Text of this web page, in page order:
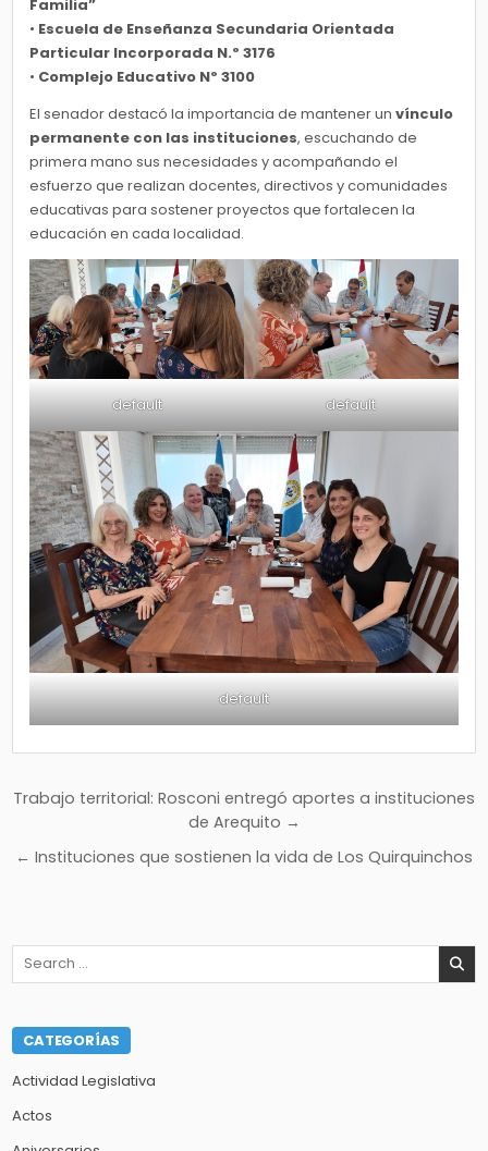
Familia”
• Escuela de Enseñanza Secundaria Orientada
Particular Incorporada N.º 3176
• Complejo Educativo Nº 3100
El senador destacó la importancia de mantener unvínculo
permanente con las instituciones, escuchando de
primera mano sus necesidades y acompañando el
esfuerzo que realizan docentes, directivos y comunidades
educativas para sostener proyectos que fortalecen la
educación en cada localidad.
default default
default
Navegación
entradas
Trabajo territorial: Rosconi entregó aportes a instituciones
de Arequito →
← Instituciones que sostienen la vida de Los Quirquinchos
Search
CATEGORÍAS
Actividad Legislativa
Actos